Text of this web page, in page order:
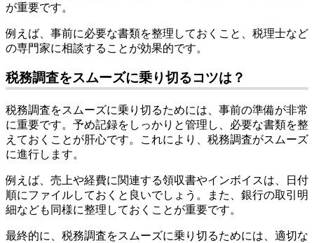
が重要です。
例えば、事前に必要な書類を整理しておくこと、税理士など
の専門家に相談することが効果的です。
税務調査をスムーズに乗り切るコツは？
税務調査をスムーズに乗り切るためには、事前の準備が非常
に重要です。予め記録をしっかりと管理し、必要な書類を整
えておくことが肝心です。これにより、税務調査がスムーズ
に進行します。
例えば、売上や経費に関連する領収書やインボイスは、日付
順にファイルしておくと良いでしょう。また、銀行の取引明
細なども同様に整理しておくことが重要です。
最終的に、税務調査をスムーズに乗り切るためには、適切な